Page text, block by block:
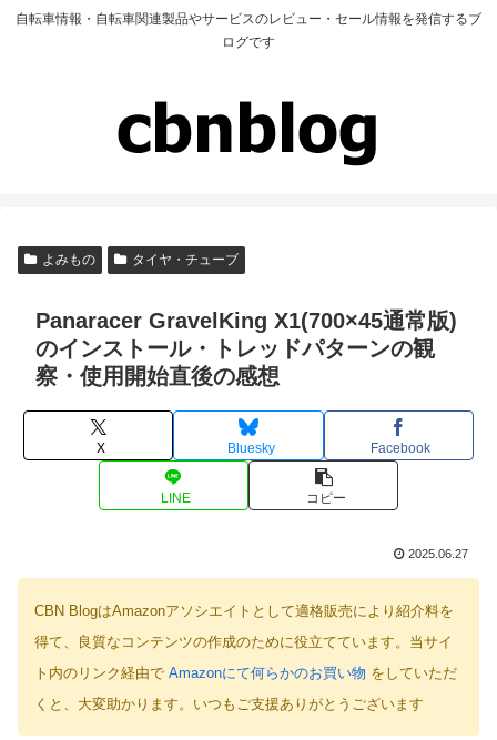
自転車情報・自転車関連製品やサービスのレビュー・セール情報を発信するブ
ログです
よみもの タイヤ・チューブ
Panaracer GravelKing X1(700×45通常版)
のインストール・トレッドパターンの観
察・使用開始直後の感想
X Bluesky Facebook
LINE コピー
2025.06.27
CBN BlogはAmazonアソシエイトとして適格販売により紹介料を
得て、良質なコンテンツの作成のために役立てています。当サイ
ト内のリンク経由で Amazonにて何らかのお買い物 をしていただ
くと、大変助かります。いつもご支援ありがとうございます